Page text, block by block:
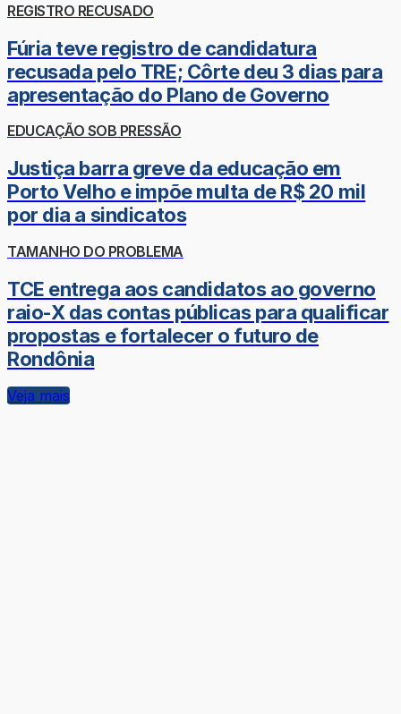
REGISTRO RECUSADO
Fúria teve registro de candidatura
recusada pelo TRE; Côrte deu 3 dias para
apresentação do Plano de Governo
EDUCAÇÃO SOB PRESSÃO
Justiça barra greve da educação em
Porto Velho e impõe multa de R$ 20 mil
por dia a sindicatos
TAMANHO DO PROBLEMA
TCE entrega aos candidatos ao governo
raio-X das contas públicas para qualificar
propostas e fortalecer o futuro de
Rondônia
Veja mais